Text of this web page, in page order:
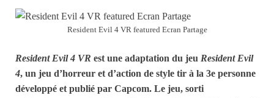
Resident Evil 4 VR featured Ecran Partage
Resident Evil 4 VR est une adaptation du jeu Resident Evil
4, un jeu d’horreur et d’action de style tir à la 3e personne
développé et publié par Capcom. Le jeu, sorti